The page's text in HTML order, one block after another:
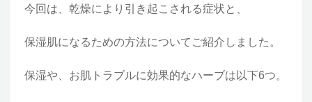
今回は、乾燥により引き起こされる症状と、
保湿肌になるための方法についてご紹介しました。
保湿や、お肌トラブルに効果的なハーブは以下6つ。